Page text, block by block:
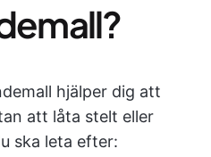
hjälper dig att
att låta stelt eller
ska leta efter: